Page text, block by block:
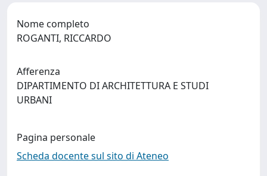
Nome completo
ROGANTI, RICCARDO
Afferenza
DIPARTIMENTO DI ARCHITETTURA E STUDI
URBANI
Pagina personale
Scheda docente sul sito di Ateneo